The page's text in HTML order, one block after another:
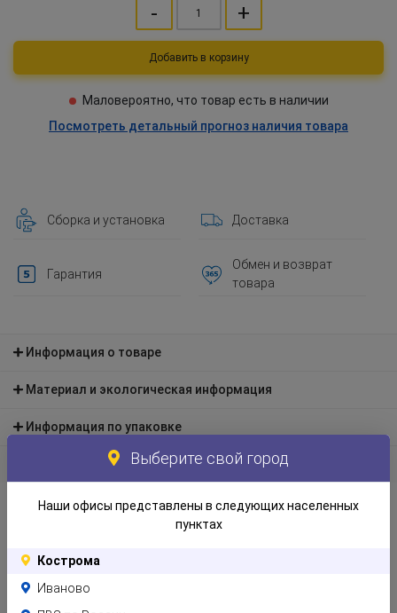
- +
Добавить в корзину
Маловероятно, что товар есть в наличии
Посмотреть детальный прогноз наличия товара
Сборка и установка Доставка
Гарантия
Обмен и возврат
товара
Информация о товаре
Материал и экологическая информация
Информация по упаковке
Выберите свой город
Наши офисы представлены в следующих населенных
пунктах
Кострома
Иваново